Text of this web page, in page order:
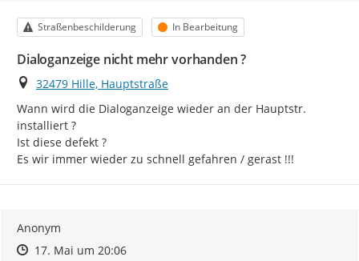
Kategorie
Straßenbeschilderung Status
In Bearbeitung
Dialoganzeige nicht mehr vorhanden ?
Ort
32479 Hille, Hauptstraße
Wann wird die Dialoganzeige wieder an der Hauptstr.
installiert ?
Ist diese defekt ?
Es wir immer wieder zu schnell gefahren / gerast !!!
Anonym
Zeitpunkt des Erstellens
Zeitpunkt des Erstellens
17. Mai um 20:06Zur Äußerung